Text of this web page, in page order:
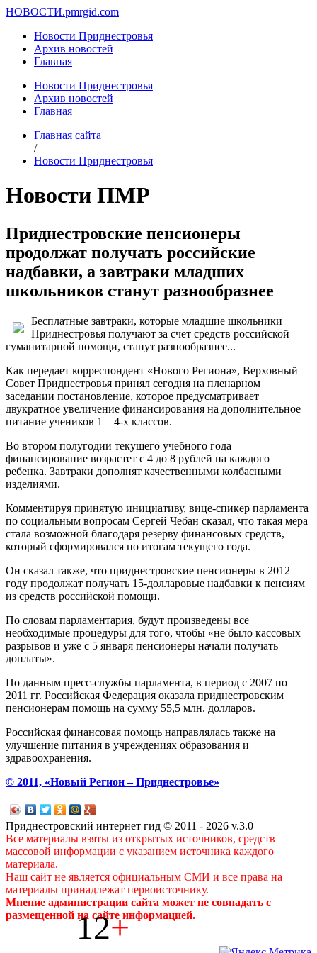
НОВОСТИ.pmrgid.com
Новости Приднестровья
Архив новостей
Главная
Новости Приднестровья
Архив новостей
Главная
Главная сайта
/
Новости Приднестровья
Новости ПМР
Приднестровские пенсионеры
продолжат получать российские
надбавки, а завтраки младших
школьников станут разнообразнее
Бесплатные завтраки, которые младшие школьники
Приднестровья получают за счет средств российской
гуманитарной помощи, станут разнообразнее...
Как передает корреспондент «Нового Региона», Верховный
Совет Приднестровья принял сегодня на пленарном
заседании постановление, которое предусматривает
двукратное увеличение финансирования на дополнительное
питание учеников 1 – 4-х классов.
Во втором полугодии текущего учебного года
финансирование возрастет с 4 до 8 рублей на каждого
ребенка. Завтраки дополнят качественными колбасными
изделиями.
Комментируя принятую инициативу, вице-спикер парламента
по социальным вопросам Сергей Чебан сказал, что такая мера
стала возможной благодаря резерву финансовых средств,
который сформировался по итогам текущего года.
Он сказал также, что приднестровские пенсионеры в 2012
году продолжат получать 15-долларовые надбавки к пенсиям
из средств российской помощи.
По словам парламентария, будут произведены все
необходимые процедуры для того, чтобы «не было кассовых
разрывов и уже с 5 января пенсионеры начали получать
доплаты».
По данным пресс-службы парламента, в период с 2007 по
2011 гг. Российская Федерация оказала приднестровским
пенсионерам помощь на сумму 55,5 млн. долларов.
Российская финансовая помощь направлялась также на
улучшение питания в учреждениях образования и
здравоохранения.
© 2011, «Новый Регион – Приднестровье»
Приднестровский интернет гид © 2011 - 2026 v.3.0
Все материалы взяты из открытых источников, средств
массовой информации с указанием источника каждого
материала.
Наш сайт не является официальным СМИ и все права на
материалы принадлежат первоисточнику.
Мнение администрации сайта может не совпадать с
размещенной на сайте информацией.
12+